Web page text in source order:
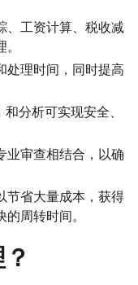
、工资计算、税收减
处理时间，同时提高
分析可实现安全、
业审查相结合，以确
节省大量成本，获得
周转时间。